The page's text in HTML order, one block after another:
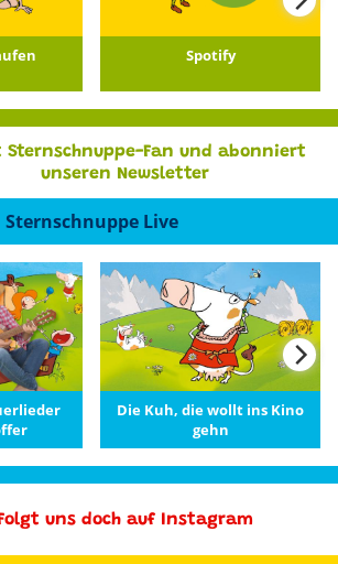
Spotify
Sternschnuppe-Fan und abonniert
unseren Newsletter
Sternschnuppe Live
Die Kuh, die wollt ins Kino
gehn
uns doch auf Instagram